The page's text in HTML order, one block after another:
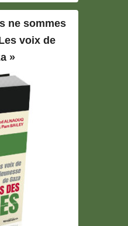
ne sommes
voix de
»